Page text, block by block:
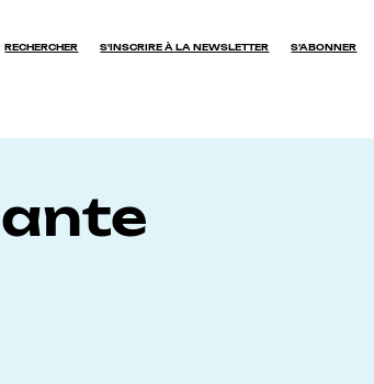
RECHERCHER S'INSCRIRE À LA NEWSLETTER S’ABONNER